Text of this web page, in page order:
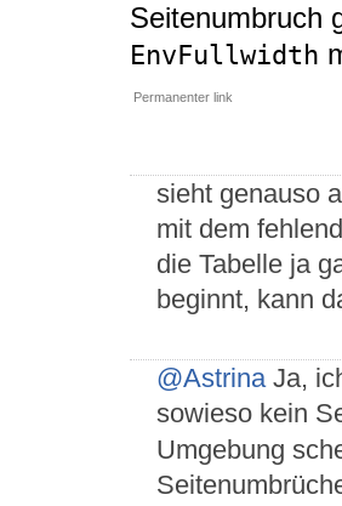
Seitenumbruch
EnvFullwidth
Permanenter link
sieht genauso
mit dem
die Tabelle ja
beginnt, kann
@AstrinaJa,
sowieso kein
Umgebung